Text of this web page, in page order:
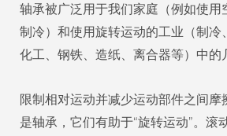
轴承被广泛用于我们家庭（例如使用
制冷）和使用旋转运动的工业（制冷
化工、钢铁、造纸、离合器等）中的
限制相对运动并减少运动部件之间摩
是轴承，它们有助于“旋转运动”。滚